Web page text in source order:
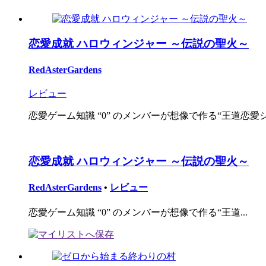
恋愛成就 ハロウィンジャー ～伝説の聖火～
RedAsterGardens
レビュー
恋愛ゲーム知識 “0” のメンバーが想像で作る“王道恋愛
恋愛成就 ハロウィンジャー ～伝説の聖火～
RedAsterGardens • レビュー
恋愛ゲーム知識 “0” のメンバーが想像で作る“王道...